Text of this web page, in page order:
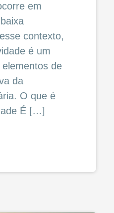
em
contexto,
é um
de
da
O que é
É […]